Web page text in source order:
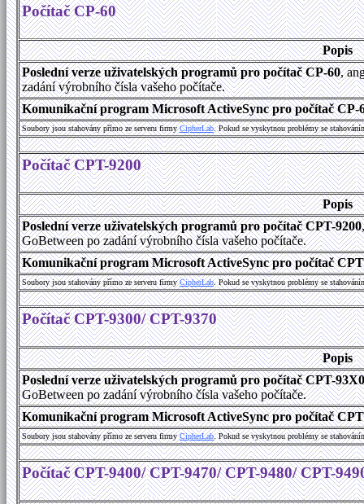
Počítač CP-60
Popis
Poslední verze uživatelských programů pro počítač CP-60,
zadání výrobního čísla vašeho počítače.
Komunikační program Microsoft ActiveSync pro počítač CP-
Soubory jsou stahovány přímo ze serveru firmyCipherLab. Pokud se vyskytnou problémy se
Počítač CPT-9200
Popis
Poslední verze uživatelských programů pro počítač CPT-9200
GoBetween po zadání výrobního čísla vašeho počítače.
Komunikační program Microsoft ActiveSync pro počítač
Soubory jsou stahovány přímo ze serveru firmyCipherLab. Pokud se vyskytnou problémy se
Počítač CPT-9300/ CPT-9370
Popis
Poslední verze uživatelských programů pro počítač CPT-93X0
GoBetween po zadání výrobního čísla vašeho počítače.
Komunikační program Microsoft ActiveSync pro počítač
Soubory jsou stahovány přímo ze serveru firmyCipherLab. Pokud se vyskytnou problémy se
Počítač CPT-9400/ CPT-9470/ CPT-9480/ CPT-